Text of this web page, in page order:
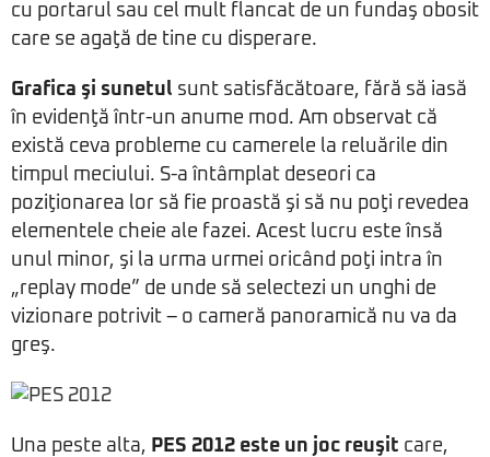
cu portarul sau cel mult flancat de un fundaş obosit
care se agaţă de tine cu disperare.
Grafica şi sunetul sunt satisfăcătoare, fără să iasă
în evidenţă într-un anume mod. Am observat că
există ceva probleme cu camerele la reluările din
timpul meciului. S-a întâmplat deseori ca
poziţionarea lor să fie proastă şi să nu poţi revedea
elementele cheie ale fazei. Acest lucru este însă
unul minor, şi la urma urmei oricând poţi intra în
„replay mode” de unde să selectezi un unghi de
vizionare potrivit – o cameră panoramică nu va da
greş.
Una peste alta, PES 2012 este un joc reuşit care,